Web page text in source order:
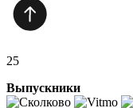
25
Выпускники